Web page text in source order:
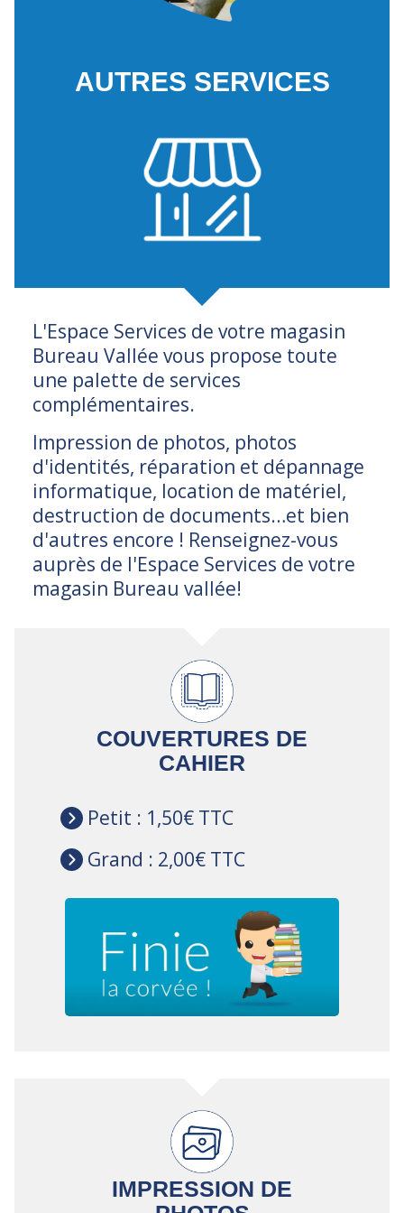
AUTRES SERVICES
L'Espace Services de votre magasin
Bureau Vallée vous propose toute
une palette de services
complémentaires.
Impression de photos, photos
d'identités, réparation et dépannage
informatique, location de matériel,
destruction de documents…et bien
d'autres encore ! Renseignez-vous
auprès de l'Espace Services de votre
magasin Bureau vallée!
COUVERTURES DE
CAHIER
Petit : 1,50€ TTC
Grand : 2,00€ TTC
IMPRESSION DE